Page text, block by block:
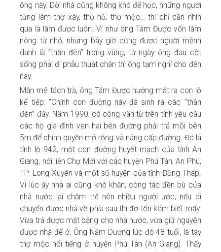
ông này. Dời nhà cũng không khó để học, những người
từng làm thợ xây, thợ hồ, thợ mộc… thì chỉ cần nhìn
qua là làm được luôn. Ví như ông Tám Được vốn làm
nông từ nhỏ, nhưng bây giờ cũng được người mệnh
danh là “thần đèn” trong vùng, từ ngày ông đau cột
sống phải đi phẫu thuật chân thì ông tạm nghỉ cho đến
nay.
Mân mê tách trà, ông Tám Được hướng mắt ra con lộ
kể tiếp: “Chính con đường này đã sinh ra các “thần
đèn” đấy. Năm 1990, có công văn từ trên tỉnh yêu cầu
các hộ gia đình ven hai bên đường phải trả mỗi bên
5m để chính quyền mở rộng và nâng cấp đường. Đó là
tỉnh lộ 942, một con đường huyết mạch của tỉnh An
Giang, nối liền Chợ Mới với các huyện Phú Tân, An Phú,
TP. Long Xuyên và một số huyện của tỉnh Đồng Tháp.
Vì lúc ấy nhà ai cũng khó khăn, công tác đền bù của
nhà nước lại chậm trễ nên nhiều người ước, nếu di
chuyển được nhà về phía sau thì đỡ tốn kém biết mấy.
Vừa trả được mặt bằng cho nhà nước, vừa giữ nguyên
được nhà để ở. Ông Năm Dương lúc đó 48 tuổi, là tay
thợ mộc nổi tiếng ở huyện Phú Tân (An Giang). Thấy